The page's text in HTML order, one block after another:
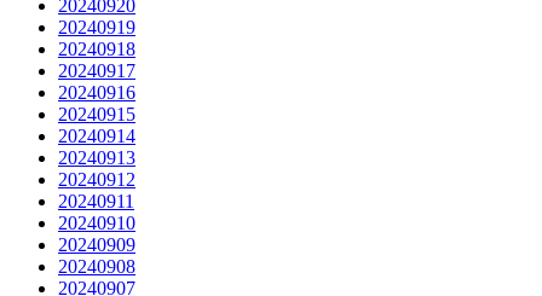
20240920
20240919
20240918
20240917
20240916
20240915
20240914
20240913
20240912
20240911
20240910
20240909
20240908
20240907